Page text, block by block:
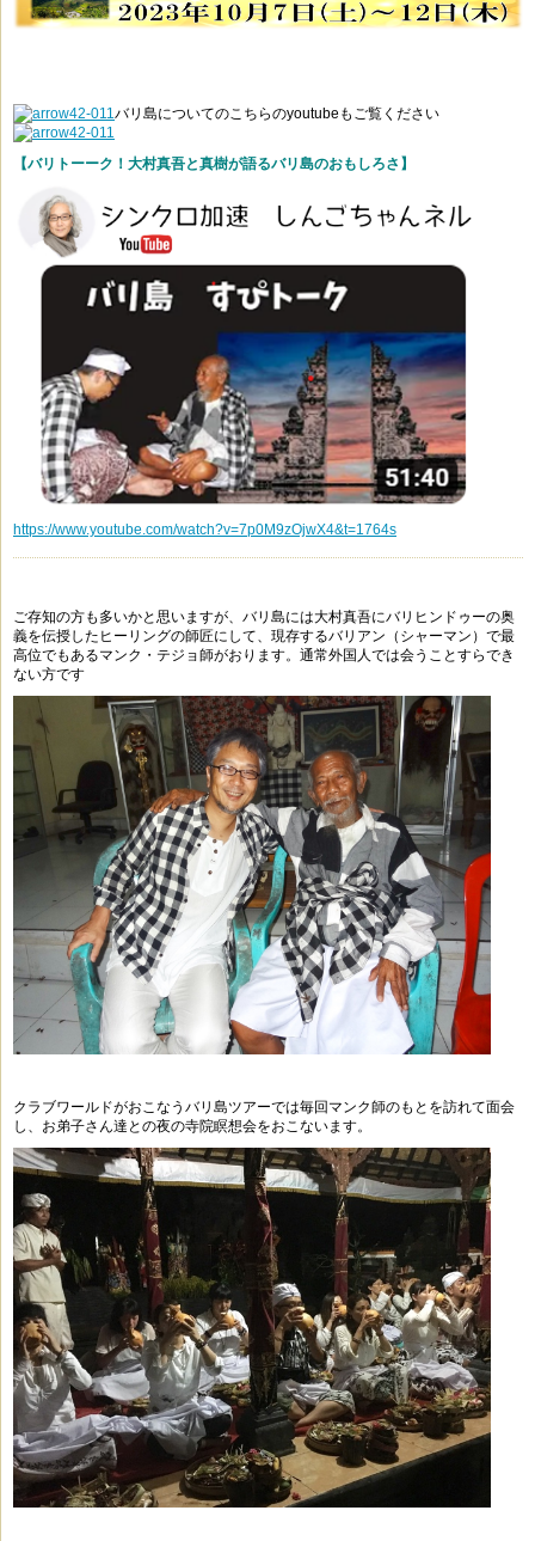
バリ島についてのこちらのyoutubeもご覧ください
【バリトーーク！大村真吾と真樹が語るバリ島のおもしろさ】
https://www.youtube.com/watch?v=7p0M9zOjwX4&t=1764s
ご存知の方も多いかと思いますが、バリ島には大村真吾にバリヒンドゥーの奥
義を伝授したヒーリングの師匠にして、 現存するバリアン（シャーマン）で最
高位でもあるマンク・テジョ師がおります。 通常外国人では会うことすらでき
ない方です
クラブワールドがおこなうバリ島ツアーでは毎回マンク師のもとを訪れて面会
し、 お弟子さん達との夜の寺院瞑想会をおこないます。